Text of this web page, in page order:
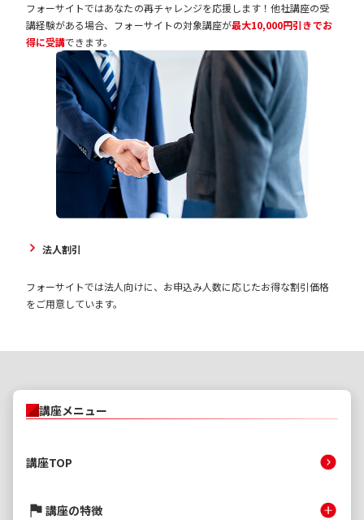
フォーサイトではあなたの再チャレンジを応援します！他社講座の受
講経験がある場合、フォーサイトの対象講座が最大10,000円引きでお
得に受講できます。
法人割引
フォーサイトでは法人向けに、お申込み人数に応じたお得な割引価格
をご用意しています。
講座メニュー
講座TOP
講座の特徴